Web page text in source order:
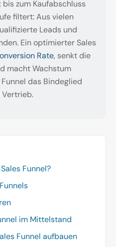
zum Kaufabschluss
filtert: Aus vielen
Leads und
Ein optimierter Sales
Rate, senkt die
macht Wachstum
das Bindeglied
Vertrieb.
Funnel?
im Mittelstand
Funnel aufbauen